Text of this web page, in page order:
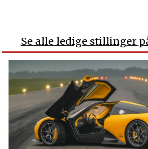
Se alle ledige stillinger